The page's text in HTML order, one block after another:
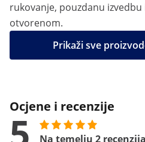
rukovanje, pouzdanu
otvorenom.
Prikaži sve
Ocjene i recenzije
Na temelju 2 recenzija